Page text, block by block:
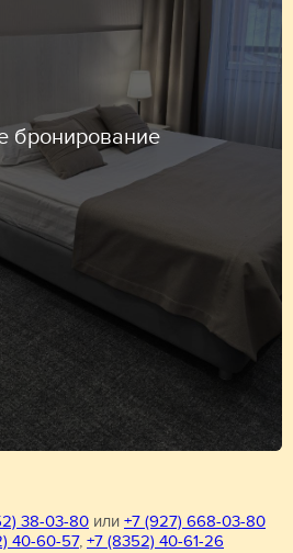
бронирование
38-03-80 или +7 (927) 668-03-80
40-60-57, +7 (8352) 40-61-26